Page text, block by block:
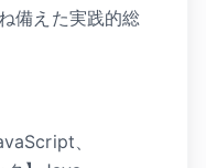
備えた実践的総
、